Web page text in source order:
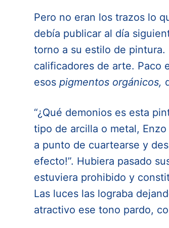
Pero no eran los trazos lo
debía publicar al día
torno a su estilo de
calificadores de arte. Paco
esos pigmentos orgánicos,
“¿Qué demonios es esta
tipo de arcilla o metal,
a punto de cuartearse y
efecto!”. Hubiera pasado
estuviera prohibido y
Las luces las lograba
atractivo ese tono pardo,